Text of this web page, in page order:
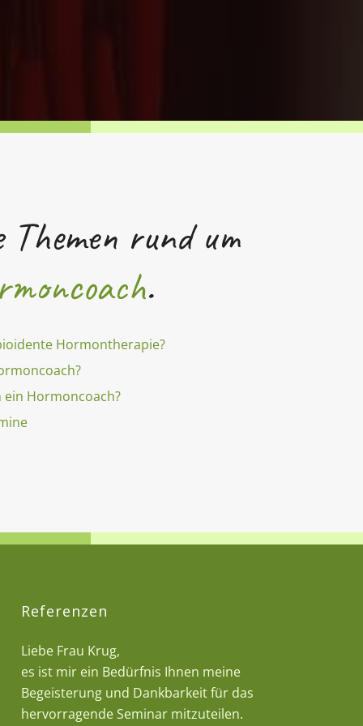
rund um
.
Hormontherapie?
ein Hormoncoach?
Referenzen
Liebe Frau Krug,
es ist mir ein Bedürfnis Ihnen meine
Begeisterung und Dankbarkeit für das
hervorragende Seminar mitzuteilen.